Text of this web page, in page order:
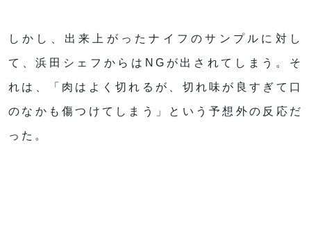
しかし、出来上がったナイフのサンプルに対し
て、浜田シェフからはNGが出されてしまう。そ
れは、「肉はよく切れるが、切れ味が良すぎて口
のなかも傷つけてしまう」という予想外の反応だ
った。